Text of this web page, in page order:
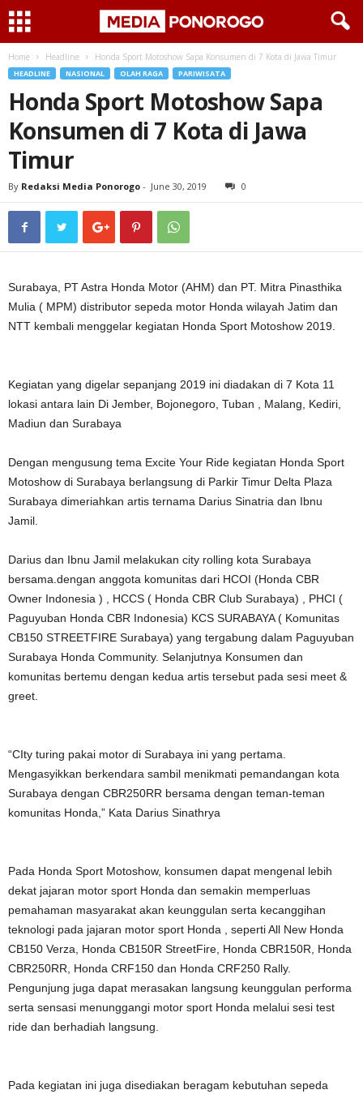
Home Headline Honda Sport Motoshow Sapa Konsumen di 7 Kota di Jawa Timur
HEADLINE NASIONAL OLAH RAGA PARIWISATA
Honda Sport Motoshow Sapa
Konsumen di 7 Kota di Jawa
Timur
By Redaksi Media Ponorogo - June 30, 2019 0
Surabaya, PT Astra Honda Motor (AHM) dan PT. Mitra Pinasthika
Mulia ( MPM) distributor sepeda motor Honda wilayah Jatim dan
NTT kembali menggelar kegiatan Honda Sport Motoshow 2019.
Kegiatan yang digelar sepanjang 2019 ini diadakan di 7 Kota 11
lokasi antara lain Di Jember, Bojonegoro, Tuban , Malang, Kediri,
Madiun dan Surabaya
Dengan mengusung tema Excite Your Ride kegiatan Honda Sport
Motoshow di Surabaya berlangsung di Parkir Timur Delta Plaza
Surabaya dimeriahkan artis ternama Darius Sinatria dan Ibnu
Jamil.
Darius dan Ibnu Jamil melakukan city rolling kota Surabaya
bersama.dengan anggota komunitas dari HCOI (Honda CBR
Owner Indonesia ) , HCCS ( Honda CBR Club Surabaya) , PHCI (
Paguyuban Honda CBR Indonesia) KCS SURABAYA ( Komunitas
CB150 STREETFIRE Surabaya) yang tergabung dalam Paguyuban
Surabaya Honda Community. Selanjutnya Konsumen dan
komunitas bertemu dengan kedua artis tersebut pada sesi meet &
greet.
“CIty turing pakai motor di Surabaya ini yang pertama.
Mengasyikkan berkendara sambil menikmati pemandangan kota
Surabaya dengan CBR250RR bersama dengan teman-teman
komunitas Honda,” Kata Darius Sinathrya
Pada Honda Sport Motoshow, konsumen dapat mengenal lebih
dekat jajaran motor sport Honda dan semakin memperluas
pemahaman masyarakat akan keunggulan serta kecanggihan
teknologi pada jajaran motor sport Honda , seperti All New Honda
CB150 Verza, Honda CB150R StreetFire, Honda CBR150R, Honda
CBR250RR, Honda CRF150 dan Honda CRF250 Rally.
Pengunjung juga dapat merasakan langsung keunggulan performa
serta sensasi menunggangi motor sport Honda melalui sesi test
ride dan berhadiah langsung.
Pada kegiatan ini juga disediakan beragam kebutuhan sepeda